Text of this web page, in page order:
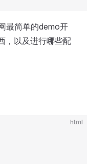
最简单的demo开
，以及进行哪些配
html